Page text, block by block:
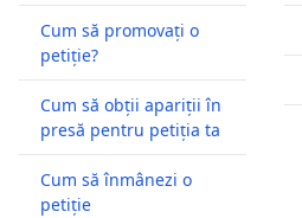
Cum să promovați o
petiție?
Cum să obții apariții în
presă pentru petiția ta
Cum să înmânezi o
petiție